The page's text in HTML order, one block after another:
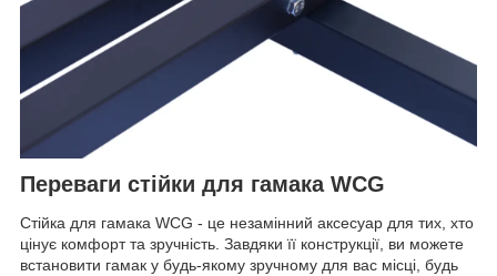
Переваги стійки для гамака WCG
Стійка для гамака WCG - це незамінний аксесуар для тих, хто
цінує комфорт та зручність. Завдяки її конструкції, ви можете
встановити гамак у будь-якому зручному для вас місці, будь